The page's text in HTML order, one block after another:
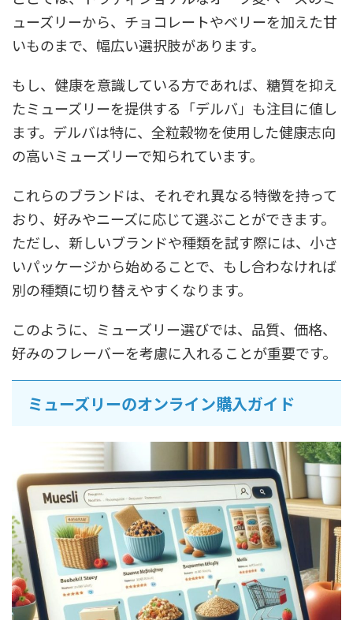
ューズリーから、チョコレートやベリーを加えた甘
いものまで、幅広い選択肢があります。
もし、健康を意識している方であれば、糖質を抑え
たミューズリーを提供する「デルバ」も注目に値し
ます。デルバは特に、全粒穀物を使用した健康志向
の高いミューズリーで知られています。
これらのブランドは、それぞれ異なる特徴を持って
おり、好みやニーズに応じて選ぶことができます。
ただし、新しいブランドや種類を試す際には、小さ
いパッケージから始めることで、もし合わなければ
別の種類に切り替えやすくなります。
このように、ミューズリー選びでは、品質、価格、
好みのフレーバーを考慮に入れることが重要です。
ミューズリーのオンライン購入ガイド